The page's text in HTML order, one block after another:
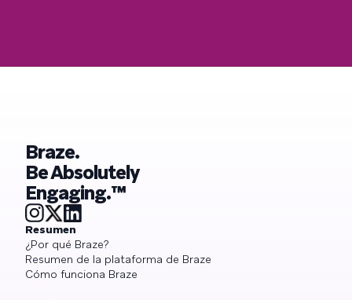
Braze.
Be Absolutely
Engaging.™
Resumen
¿Por qué Braze?
Resumen de la plataforma de Braze
Cómo funciona Braze